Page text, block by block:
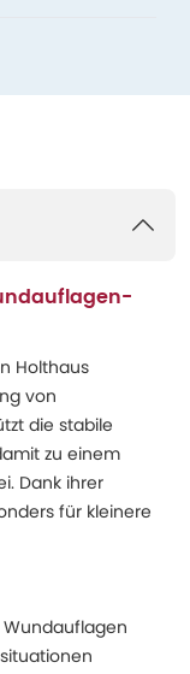
Holthaus
von
die stabile
zu einem
Dank ihrer
für kleinere
Wundauflagen